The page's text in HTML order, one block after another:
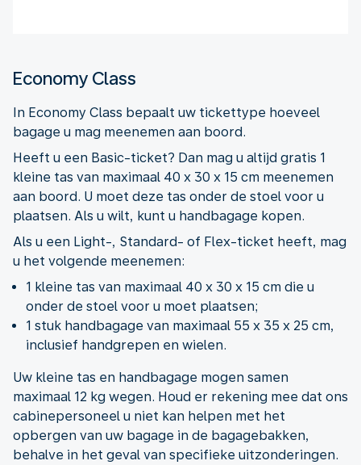
Economy Class
In Economy Class bepaalt uw tickettype hoeveel
bagage u mag meenemen aan boord.
Heeft u een Basic-ticket? Dan mag u altijd gratis 1
kleine tas van maximaal 40 x 30 x 15 cm meenemen
aan boord. U moet deze tas onder de stoel voor u
plaatsen. Als u wilt, kunt u handbagage kopen.
Als u een Light-, Standard- of Flex-ticket heeft, mag
u het volgende meenemen:
1 kleine tas van maximaal 40 x 30 x 15 cm die u
onder de stoel voor u moet plaatsen;
1 stuk handbagage van maximaal 55 x 35 x 25 cm,
inclusief handgrepen en wielen.
Uw kleine tas en handbagage mogen samen
maximaal 12 kg wegen. Houd er rekening mee dat ons
cabinepersoneel u niet kan helpen met het
opbergen van uw bagage in de bagagebakken,
behalve in het geval van specifieke uitzonderingen.